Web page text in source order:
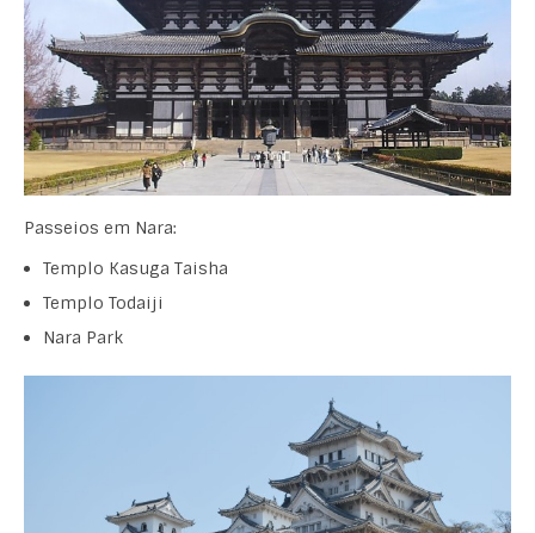
Passeios em Nara:
Templo Kasuga Taisha
Templo Todaiji
Nara Park